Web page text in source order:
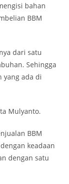
bahan
BBM
dari satu
Sehingga
yang ada di
Mulyanto.
BBM
keadaan
dengan satu